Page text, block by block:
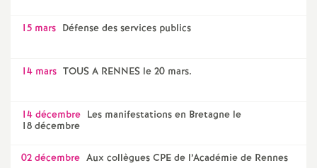
15 mars Défense des services publics
14 mars TOUS A RENNES le 20 mars.
14 décembre Les manifestations en Bretagne le
18 décembre
02 décembre Aux collègues CPE de l’Académie de Rennes